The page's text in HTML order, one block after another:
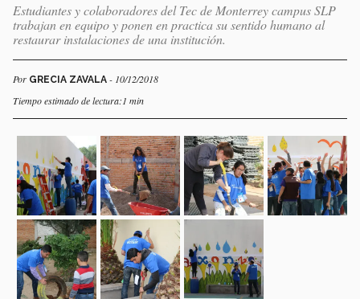
Estudiantes y colaboradores del Tec de Monterrey campus SLP
trabajan en equipo y ponen en practica su sentido humano al
restaurar instalaciones de una institución.
Por GRECIA ZAVALA - 10/12/2018
Tiempo estimado de lectura:1 min